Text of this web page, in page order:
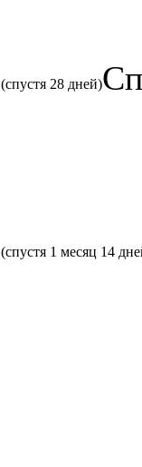
(спустя 28 дней)
(спустя 1 месяц 14